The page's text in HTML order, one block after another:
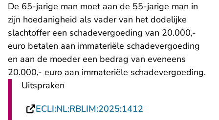
De 65-jarige man moet aan de 55-jarige man in
zijn hoedanigheid als vader van het dodelijke
slachtoffer een schadevergoeding van 20.000,-
euro betalen aan immateriële schadevergoeding
en aan de moeder een bedrag van eveneens
20.000,- euro aan immateriële schadevergoeding.
Uitspraken
ECLI:NL:RBLIM:2025:1412